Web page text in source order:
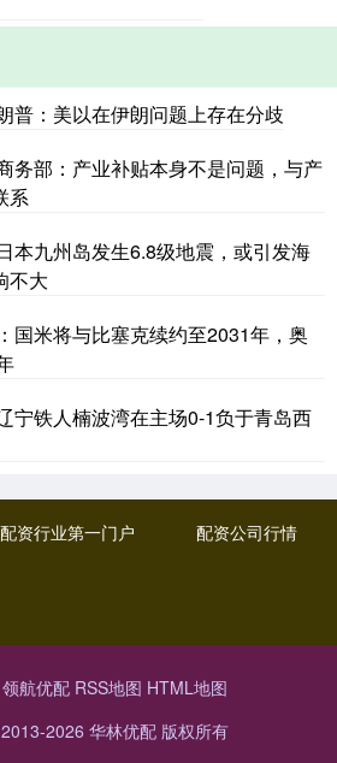
普：美以在伊朗问题上存在分歧
务部：产业补贴本身不是问题，与产
系
本九州岛发生6.8级地震，或引发海
不大
国米将与比塞克续约至2031年，奥
宁铁人楠波湾在主场0-1负于青岛西
配资行业第一门户 配资公司行情
领航优配 RSS地图 HTML地图
2026 华林优配 版权所有